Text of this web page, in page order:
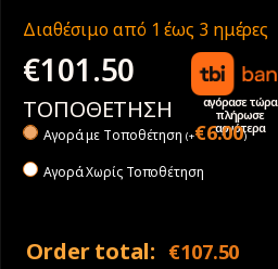
Διαθέσιμο από 1 έως 3 ημέρες
€101.50
αγόρασε τώρα
πλήρωσε
αργότερα
ΤΟΠΟΘΕΤΗΣΗ
Αγορά με Tοποθέτηση (+€6.00)
Αγορά Χωρίς Τοποθέτηση
Order total: €107.50